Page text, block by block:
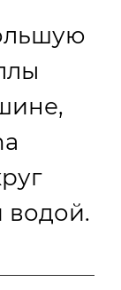
водой.